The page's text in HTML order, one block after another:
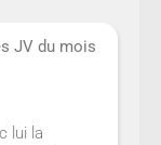
JV du mois
lui la